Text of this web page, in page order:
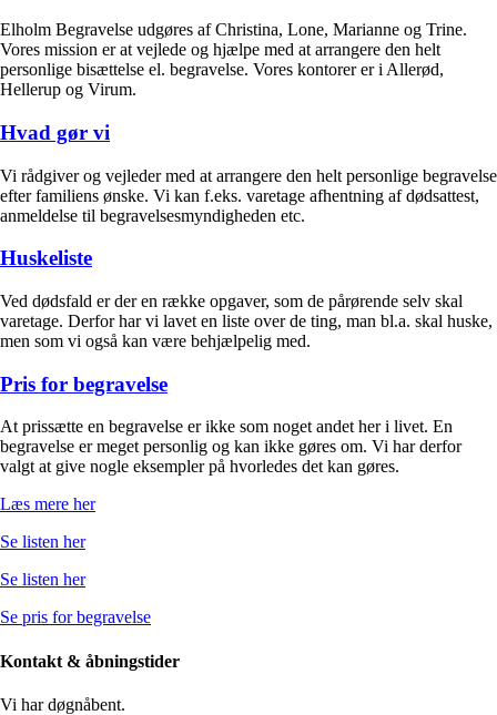
Elholm Begravelse udgøres af Christina, Lone, Marianne og Trine.
Vores mission er at vejlede og hjælpe med at arrangere den helt
personlige bisættelse el. begravelse. Vores kontorer er i Allerød,
Hellerup og Virum.
Hvad gør vi
Vi rådgiver og vejleder med at arrangere den helt personlige begravelse
efter familiens ønske. Vi kan f.eks. varetage afhentning af dødsattest,
anmeldelse til begravelsesmyndigheden etc.
Huskeliste
Ved dødsfald er der en række opgaver, som de pårørende selv skal
varetage. Derfor har vi lavet en liste over de ting, man bl.a. skal huske,
men som vi også kan være behjælpelig med.
Pris for begravelse
At prissætte en begravelse er ikke som noget andet her i livet. En
begravelse er meget personlig og kan ikke gøres om. Vi har derfor
valgt at give nogle eksempler på hvorledes det kan gøres.
Læs mere her
Se listen her
Se listen her
Se pris for begravelse
Kontakt & åbningstider
Vi har døgnåbent.